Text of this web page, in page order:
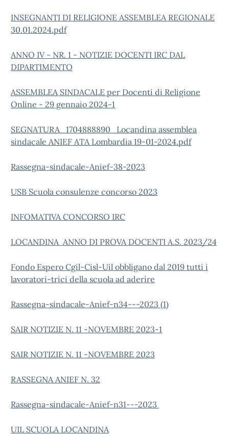
INSEGNANTI DI RELIGIONE ASSEMBLEA REGIONALE
30.01.2024.pdf
ANNO IV - NR. 1 - NOTIZIE DOCENTI IRC DAL
DIPARTIMENTO
ASSEMBLEA SINDACALE per Docenti di Religione
Online - 29 gennaio 2024-1
SEGNATURA_1704888890_Locandina assemblea
sindacale ANIEF ATA Lombardia 19-01-2024.pdf
Rassegna-sindacale-Anief-38-2023
USB Scuola consulenze concorso 2023
INFOMATIVA CONCORSO IRC
LOCANDINA ANNO DI PROVA DOCENTI A.S. 2023/24
Fondo Espero Cgil-Cisl-Uil obbligano dal 2019 tutti i
lavoratori-trici della scuola ad aderire
Rassegna-sindacale-Anief-n34---2023 (1)
SAIR NOTIZIE N. 11 -NOVEMBRE 2023-1
SAIR NOTIZIE N. 11 -NOVEMBRE 2023
RASSEGNA ANIEF N. 32
Rassegna-sindacale-Anief-n31---2023
UIL SCUOLA LOCANDINA